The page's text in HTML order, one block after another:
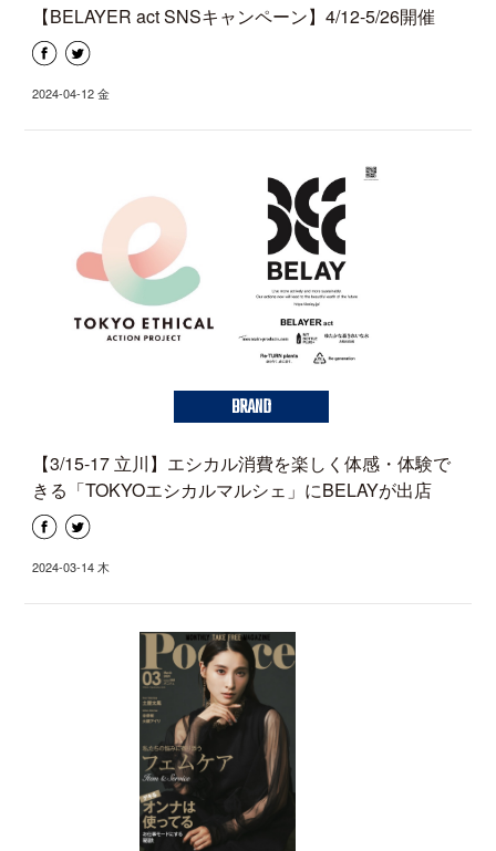
【BELAYER act SNSキャンペーン】4/12-5/26開催
2024-04-12 金
BRAND
【3/15-17 立川】エシカル消費を楽しく体感・体験で
きる「TOKYOエシカルマルシェ」にBELAYが出店
2024-03-14 木